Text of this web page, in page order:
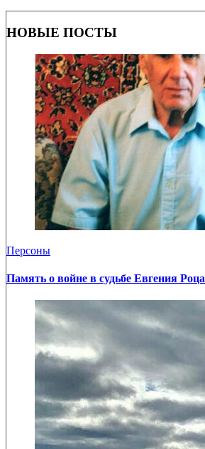
НОВЫЕ ПОСТЫ
Персоны
Память о войне в судьбе Евгения Роца